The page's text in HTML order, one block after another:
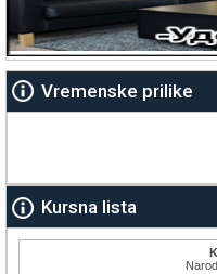
Vremenske prilike
Kursna lista